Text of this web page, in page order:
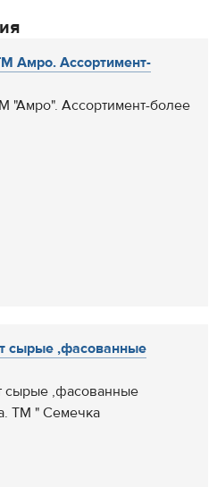
Амро. Ассортимент-
"Амро". Ассортимент-более
сырые ,фасованные
сырые ,фасованные
ТМ " Семечка